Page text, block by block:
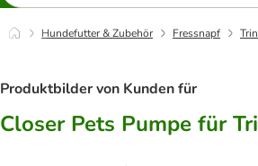
Hundefutter & Zubehör Fressnapf
Produktbilder von Kunden für
Closer Pets Pumpe für